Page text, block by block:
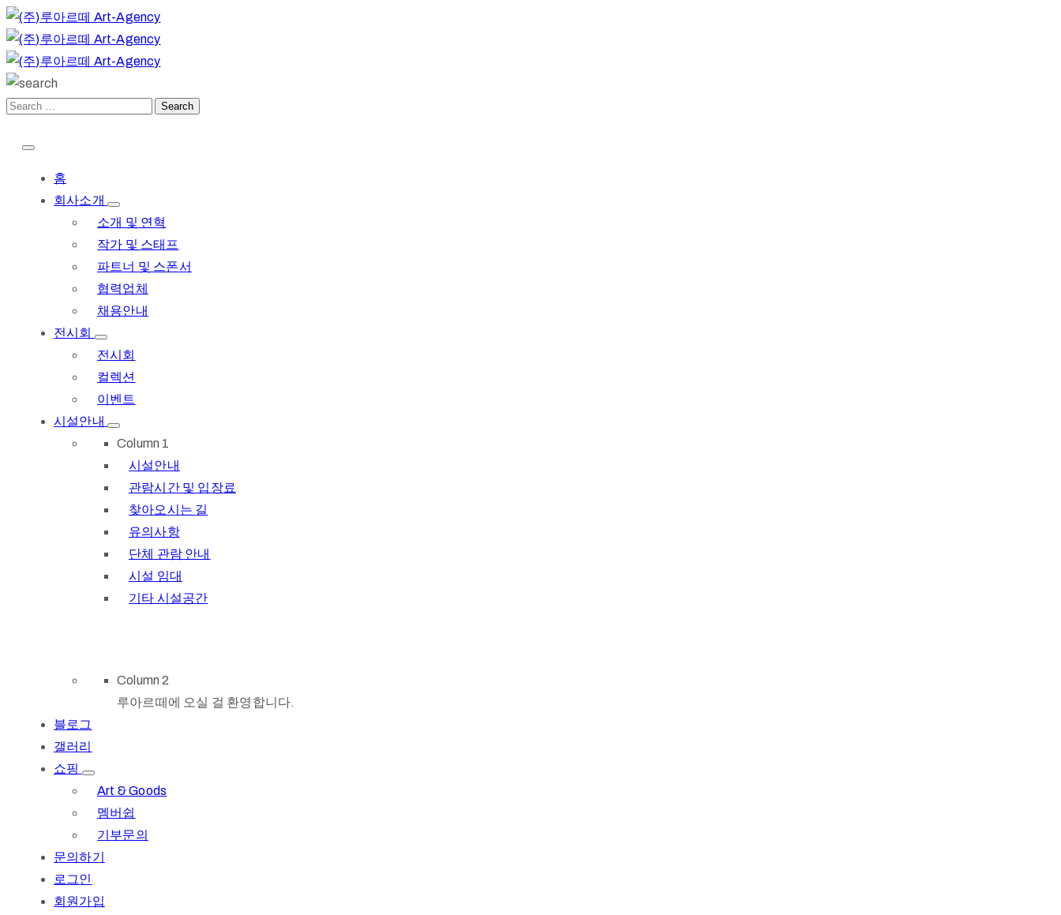
홈
회사소개
소개 및 연혁
작가 및 스태프
파트너 및 스폰서
협력업체
채용안내
전시회
전시회
컬렉션
이벤트
시설안내
Column 1
시설안내
관람시간 및 입장료
찾아오시는 길
유의사항
단체 관람 안내
시설 임대
기타 시설공간
Column 2
루아르떼에 오실 걸 환영합니다.
블로그
갤러리
쇼핑
Art & Goods
멤버쉽
기부문의
문의하기
로그인
회원가입